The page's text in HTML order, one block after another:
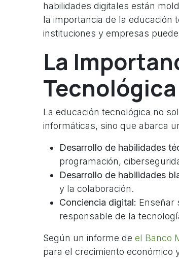
habilidades digitales están
la importancia de la educación
instituciones y empresas
La
Tecnológica
La educación tecnológica no
informáticas, sino que abarca
Desarrollo de habilidades
programación,
Desarrollo de habilidades
y la colaboración.
Conciencia digital: Enseñar
responsable de la
Según un informe de el Banco
para el crecimiento económico